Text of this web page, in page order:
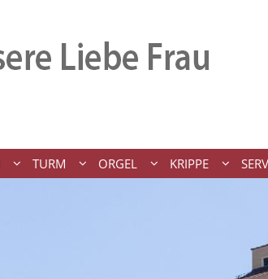
TURM ORGEL KRIPPE